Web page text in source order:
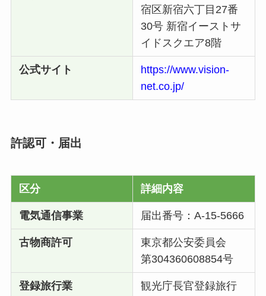
宿区新宿六丁目27番
30号 新宿イーストサ
イドスクエア8階
公式サイト
https://www.vision-
net.co.jp/
許認可・届出
区分 詳細内容
電気通信事業 届出番号：A-15-5666
古物商許可
東京都公安委員会
第304360608854号
登録旅行業 観光庁長官登録旅行